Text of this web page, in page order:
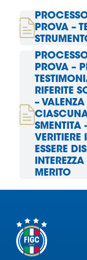
Whistleblowing
Contatti
Assicurazione
Social media
PROVA –
PROVA –
RIFERITE
–
SMENTITA
ESSERE
MERITO